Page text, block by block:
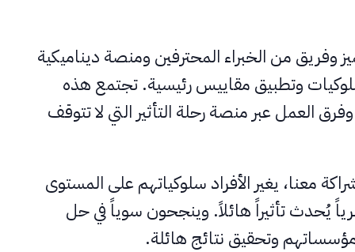
وفريق من الخبراء المحترفين ومنصة ديناميكية
وتطبيق مقاييس رئيسية. تجتمع هذه
العمل عبر منصة رحلة التأثير التي لا تتوقف
معنا، يغير الأفراد سلوكياتهم على المستوى
يُحدث تأثيراً هائلاً. وينجحون سوياً في حل
وتحقيق نتائج هائلة.